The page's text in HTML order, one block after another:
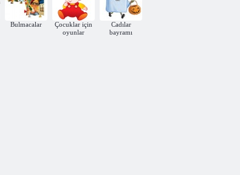
Bulmacalar
Çocuklar için
oyunlar
Cadılar
bayramı